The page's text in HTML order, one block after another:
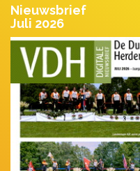
Nieuwsbrief
Juli 2026